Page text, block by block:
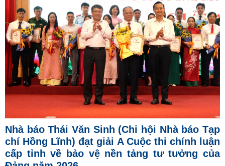
Nhà báo Thái Văn Sinh (Chi hội Nhà báo Tạp
chí Hồng Lĩnh) đạt giải A Cuộc thi chính luận
cấp tỉnh về bảo vệ nền tảng tư tưởng của